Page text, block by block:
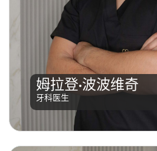
姆拉登·波波维奇
牙科医生阅读更多